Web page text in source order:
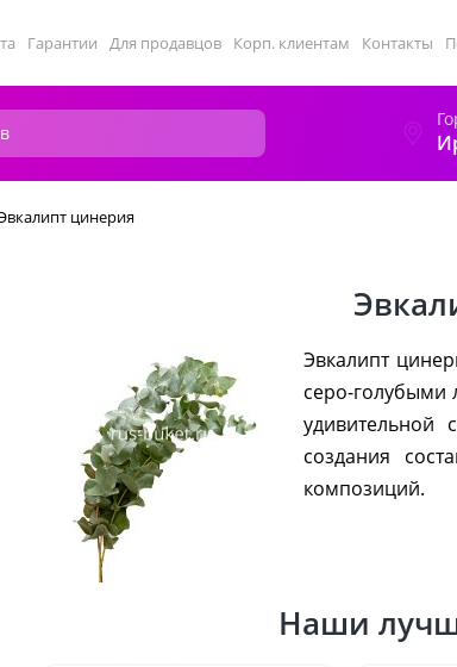
Гарантии Для продавцов Корп. клиентам Контакты
цинерия
Эвкалипт
серо-голубыми
удивительной
создания
композиций.
Наши